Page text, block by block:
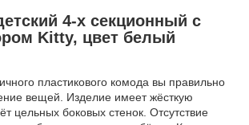
4-х секционный с
Kitty, цвет белый
пластикового комода вы правильно
вещей. Изделие имеет жёсткую
цельных боковых стенок. Отсутствие